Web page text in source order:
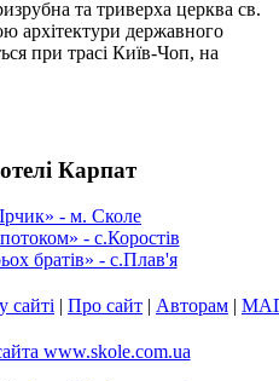
та триверха церква св.
архітектури державного
при трасі Київ-Чоп, на
Карпат
- м. Сколе
- с.Коростів
братів» - с.Плав'я
сайті | Про сайт | Авторам |
www.skole.com.ua